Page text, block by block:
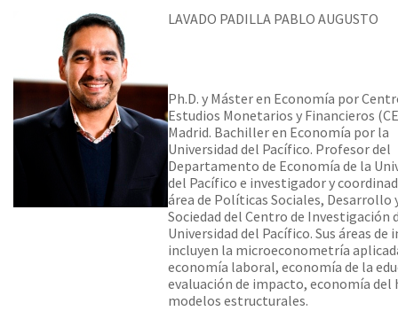
LAVADO PADILLA PABLO AUGUSTO
Ph.D. y Máster en Economía por
Estudios Monetarios y Financieros
Madrid. Bachiller en Economía por la
Universidad del Pacífico. Profesor del
Departamento de Economía de la
del Pacífico e investigador y
área de Políticas Sociales, Desarrollo
Sociedad del Centro de Investigación
Universidad del Pacífico. Sus áreas de
incluyen la microeconometría
economía laboral, economía de la
evaluación de impacto, economía del
modelos estructurales.